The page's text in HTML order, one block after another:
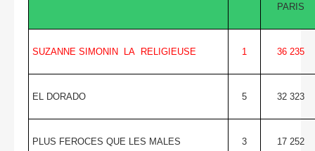
PARIS
SUZANNE SIMONIN LA RELIGIEUSE 1 36 235
EL DORADO 5 32 323
PLUS FEROCES QUE LES MALES 3 17 252